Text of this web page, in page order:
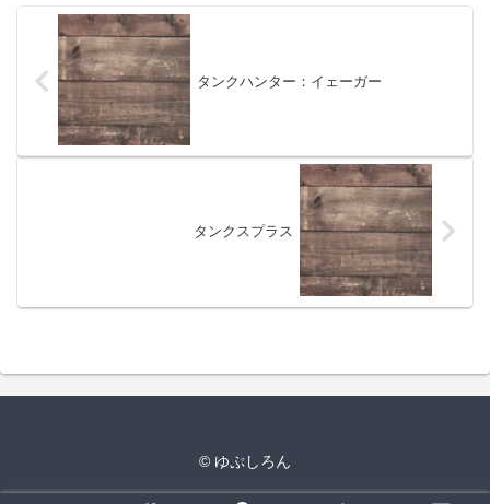
タンクハンター：イェーガー
タンクスプラス
© ゆぷしろん